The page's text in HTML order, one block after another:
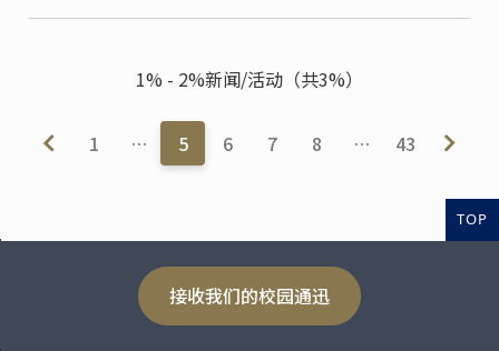
1% - 2%新闻/活动（共3%）
1 … 5 6 7 8 … 43
TOP
接收我们的校园通迅